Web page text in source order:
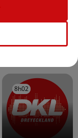
8h02
8h02